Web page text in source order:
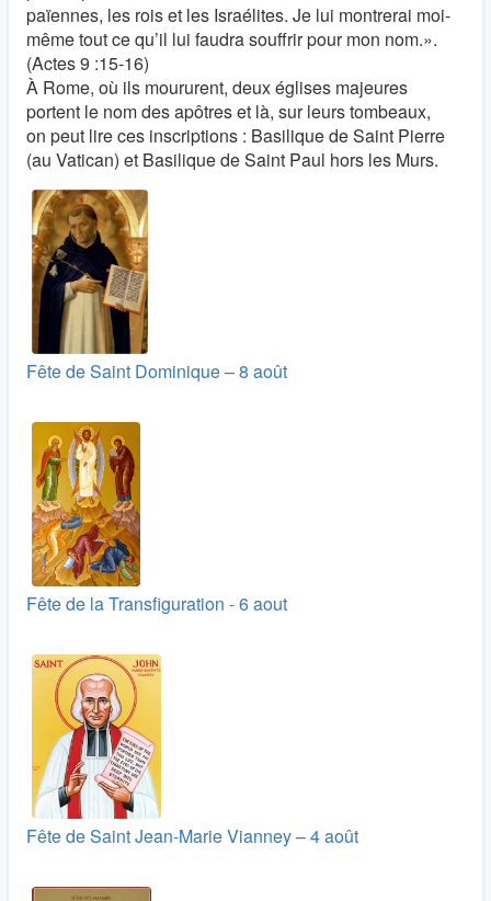
païennes, les rois et les Israélites. Je lui montrerai moi-
même tout ce qu’il lui faudra souffrir pour mon nom.».
(Actes 9 :15-16)
À Rome, où ils moururent, deux églises majeures
portent le nom des apôtres et là, sur leurs tombeaux,
on peut lire ces inscriptions : Basilique de Saint Pierre
(au Vatican) et Basilique de Saint Paul hors les Murs.
Fête de Saint Dominique – 8 août
Fête de la Transfiguration - 6 aout
Fête de Saint Jean-Marie Vianney – 4 août